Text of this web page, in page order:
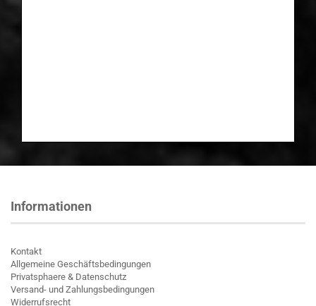
Informationen
Kontakt
Allgemeine Geschäftsbedingungen
Privatsphaere & Datenschutz
Versand- und Zahlungsbedingungen
Widerrufsrecht